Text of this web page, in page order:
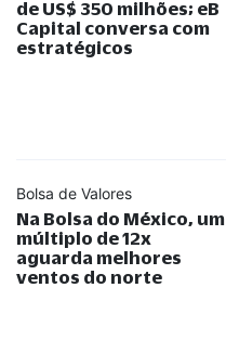
de US$ 350 milhões; eB
Capital conversa com
estratégicos
Bolsa de Valores
Na Bolsa do México, um
múltiplo de 12x
aguarda melhores
ventos do norte